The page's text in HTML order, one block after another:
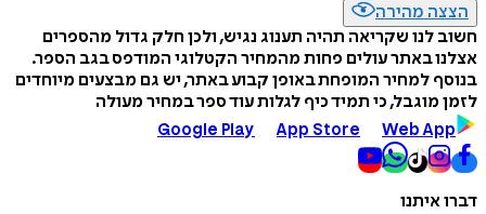
הצצה מהירה
חשוב לנו שקריאה תהיה תענוג נגיש, ולכן חלק גדול מהספרים
אצלנו באתר עולים פחות מהמחיר הקטלוגי המודפס בגב הספר.
בנוסף למחיר המופחת באופן קבוע באתר, יש גם מבצעים מיוחדים
לזמן מוגבל, כי תמיד כיף לגלות עוד ספר במחיר מעולה
Google Play
App Store Web App
דברו איתנו